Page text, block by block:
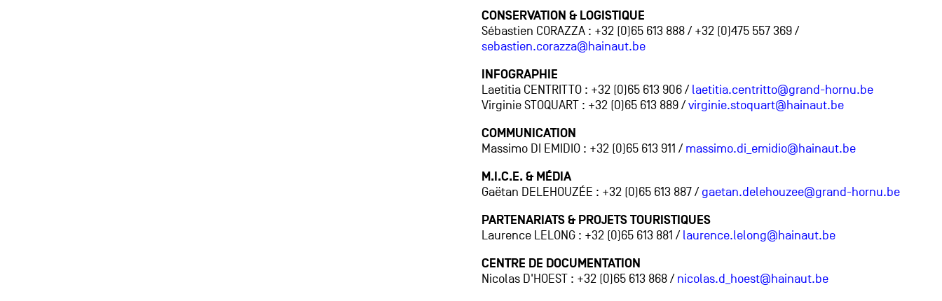
CONSERVATION & LOGISTIQUE
Sébastien CORAZZA : +32 (0)65 613 888 / +32 (0)475 557 369 /
sebastien.corazza@hainaut.be
INFOGRAPHIE
Laetitia CENTRITTO : +32 (0)65 613 906 /laetitia.centritto@grand-hornu.be
Virginie STOQUART : +32 (0)65 613 889 /virginie.stoquart@hainaut.be
COMMUNICATION
Massimo DI EMIDIO : +32 (0)65 613 911 /massimo.di_emidio@hainaut.be
M.I.C.E. & MÉDIA
Gaëtan DELEHOUZÉE : +32 (0)65 613 887 /gaetan.delehouzee@grand-hornu.be
PARTENARIATS & PROJETS TOURISTIQUES
Laurence LELONG : +32 (0)65 613 881 /laurence.lelong@hainaut.be
CENTRE DE DOCUMENTATION
Nicolas D'HOEST : +32 (0)65 613 868 /nicolas.d_hoest@hainaut.be